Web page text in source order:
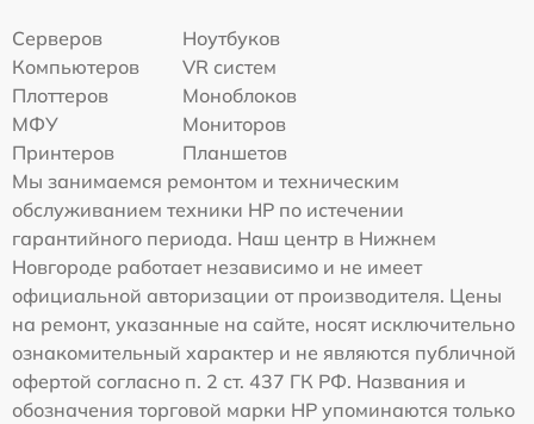
Серверов
Ноутбуков
Компьютеров
VR систем
Плоттеров
Моноблоков
МФУ
Мониторов
Принтеров
Планшетов
Мы занимаемся ремонтом и техническим
обслуживанием техники HP по истечении
гарантийного периода. Наш центр в Нижнем
Новгороде работает независимо и не имеет
официальной авторизации от производителя. Цены
на ремонт, указанные на сайте, носят исключительно
ознакомительный характер и не являются публичной
офертой согласно п. 2 ст. 437 ГК РФ. Названия и
обозначения торговой марки HP упоминаются только